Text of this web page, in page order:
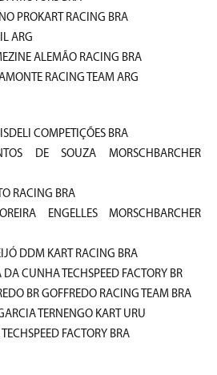
PROKART RACING BRA
ARG
ALEMÃO RACING BRA
RACING TEAM ARG
COMPETIÇÕES BRA
DE SOUZA MORSCHBARCHER
RACING BRA
ENGELLES MORSCHBARCHER
DDM KART RACING BRA
CUNHA TECHSPEED FACTORY BR
BR GOFFREDO RACING TEAM BRA
TERNENGO KART URU
FACTORY BRA